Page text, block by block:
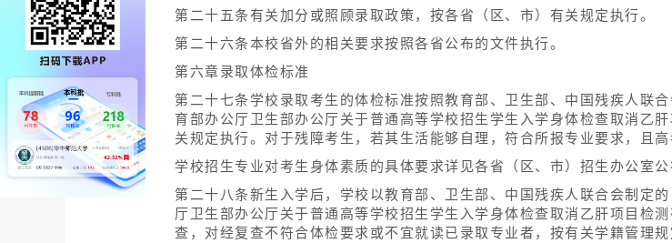
第二十五条有关加分或照顾录取政策，按各省（区、市）有关规定执行。
第二十六条本校省外的相关要求按照各省公布的文件执行。
第六章录取体检标准
第二十七条学校录取考生的体检标准按照教育部、卫生部、中国残疾人联
育部办公厅卫生部办公厅关于普通高等学校招生学生入学身体检查取消乙
关规定执行。对于残障考生，若其生活能够自理，符合所报专业要求，且
学校招生专业对考生身体素质的具体要求详见各省（区、市）招生办公室公
第二十八条新生入学后，学校以教育部、卫生部、中国残疾人联合会制定
厅卫生部办公厅关于普通高等学校招生学生入学身体检查取消乙肝项目检
查，对经复查不符合体检要求或不宜就读已录取专业者，按有关学籍管理规